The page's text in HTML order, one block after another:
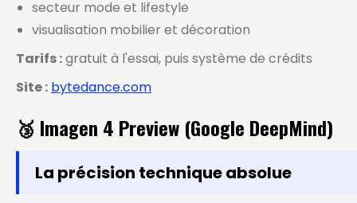
secteur mode et lifestyle
visualisation mobilier et décoration
Tarifs :gratuit à l'essai, puis système de crédits
Site : bytedance.com
🥉 Imagen 4 Preview (Google DeepMind)
La précision technique absolue